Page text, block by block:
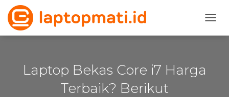
O
Laptop Bekas Core i7 Harga
Terbaik? Berikut